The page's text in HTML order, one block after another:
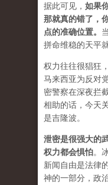
据此可见， 如果
那就真的错了，
点的准确位置。
拼命维稳的天平
权力往往很猖狂
马来西亚为反对
密警察在深夜拦
相助的话，今天
是吉隆波。
泄密是很强大的
权力都会惧怕。
新闻自由是法律
神的一部分，政